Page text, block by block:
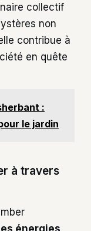
collectif
non
contribue à
en quête
:
le jardin
à travers